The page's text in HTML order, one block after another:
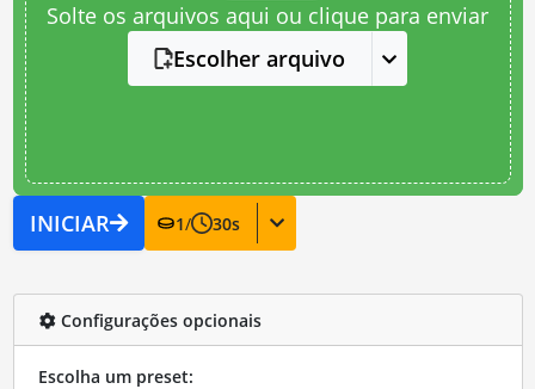
Solte os arquivos aqui ou clique para enviar
Escolher arquivo
INICIAR 1/ 30s
Configurações opcionais
Escolha um preset: